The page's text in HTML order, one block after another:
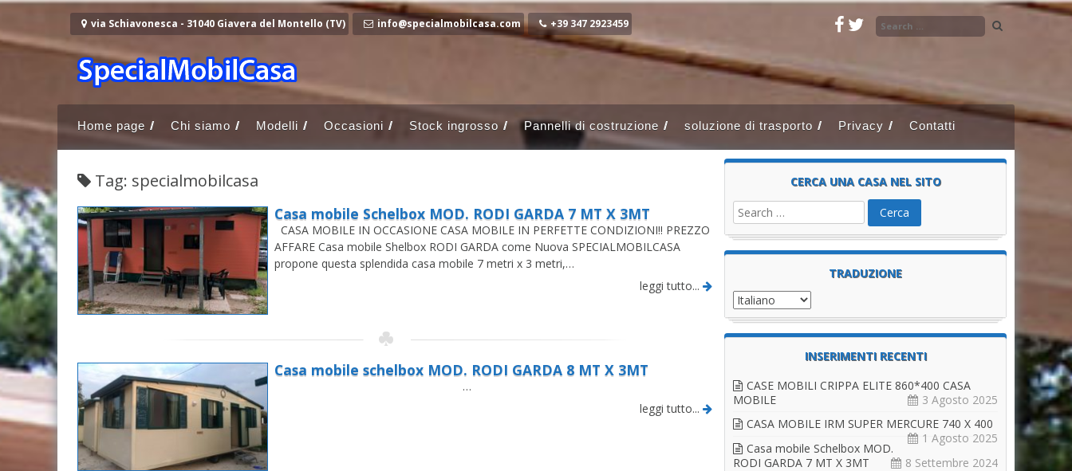
Vai al contenuto
via Schiavonesca - 31040 Giavera del Montello (TV) info@specialmobilcasa.com +39 347 2923459
Home page Chi siamo Modelli Occasioni Stock ingrosso Pannelli di costruzione soluzione di trasporto Privacy Contatti
Tag: specialmobilcasa
Casa mobile Schelbox MOD. RODI GARDA 7 MT X 3MT
CASA MOBILE IN OCCASIONE CASA MOBILE IN PERFETTE CONDIZIONI!! PREZZO
AFFARE Casa mobile Shelbox RODI GARDA come Nuova SPECIALMOBILCASA
propone questa splendida casa mobile 7 metri x 3 metri,…
leggi tutto...
Casa mobile schelbox MOD. RODI GARDA 8 MT X 3MT
…
leggi tutto...
CERCA UNA CASA NEL SITO
TRADUZIONE
INSERIMENTI RECENTI
CASE MOBILI CRIPPA ELITE 860*400 CASA
MOBILE
3 Agosto 2025
CASA MOBILE IRM SUPER MERCURE 740 X 400
1 Agosto 2025
Casa mobile Schelbox MOD.
RODI GARDA 7 MT X 3MT
8 Settembre 2024